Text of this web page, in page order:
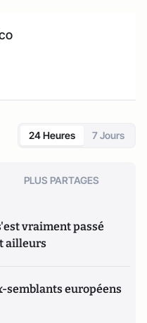
24 Heures 7 Jours
PLUS PARTAGES
vraiment passé
ailleurs
semblants européens